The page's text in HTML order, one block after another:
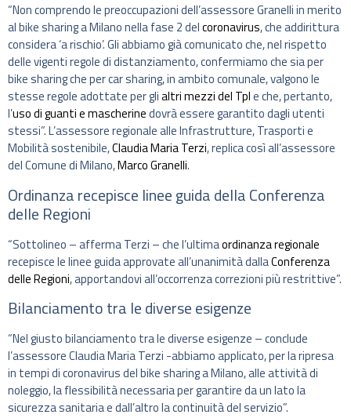
“Non comprendo le preoccupazioni dell’assessore Granelli in merito
al bike sharing a Milano nella fase 2 delcoronavirus, che addirittura
considera ‘a rischio’. Gli abbiamo già comunicato che, nel rispetto
delle vigenti regole di distanziamento, confermiamo che sia per
bike sharing che per car sharing, in ambito comunale, valgono le
stesse regole adottate per glialtri mezzi del Tple che, pertanto,
l’uso di guanti e mascherinedovrà essere garantito dagli utenti
stessi”. L’assessore regionale alle Infrastrutture, Trasporti e
Mobilità sostenibile,Claudia Maria Terzi, replica così all’assessore
del Comune di Milano,Marco Granelli.
Ordinanza recepisce linee guida della Conferenza
delle Regioni
“Sottolineo – afferma Terzi – che l’ultimaordinanza regionale
recepisce le linee guida approvate all’unanimità dallaConferenza
delle Regioni, apportandovi all’occorrenza correzioni più restrittive”.
Bilanciamento tra le diverse esigenze
“Nel giusto bilanciamento tra le diverse esigenze – conclude
l’assessore Claudia Maria Terzi -abbiamo applicato, per la ripresa
in tempi di coronavirus del bike sharing a Milano, alle attività di
noleggio, la flessibilità necessaria per garantire da un lato la
sicurezza sanitaria e dall’altro la continuità del servizio”.